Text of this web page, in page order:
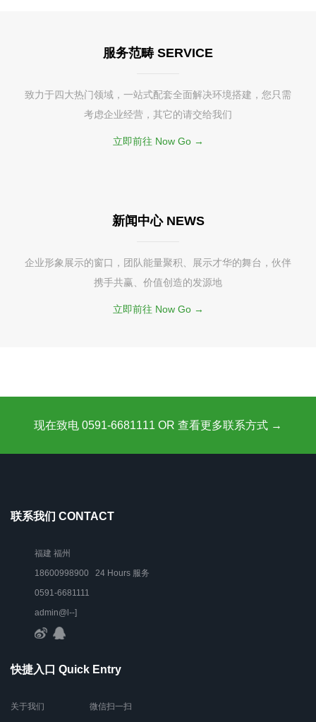
服务范畴 SERVICE
致力于四大热门领域，一站式配套全面解决环境搭建，您只需
考虑企业经营，其它的请交给我们
立即前往 Now Go →
新闻中心 NEWS
企业形象展示的窗口，团队能量聚积、展示才华的舞台，伙伴
携手共赢、价值创造的发源地
立即前往 Now Go →
现在致电 0591-6681111 OR 查看更多联系方式 →
联系我们 CONTACT
福建 福州
18600998900 24 Hours 服务
0591-6681111
admin@l--]
快捷入口 Quick Entry
关于我们
微信扫一扫